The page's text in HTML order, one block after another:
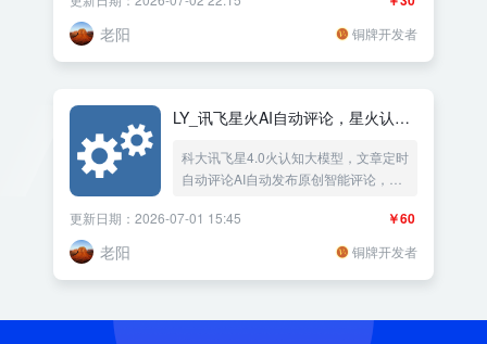
老阳 铜牌开发者
LY_讯飞星火AI自动评论，星火认知
科大讯飞星4.0火认知大模型，文章定时
自动评论AI自动发布原创智能评论，随
度与热度，有利于seo收录，评论者随
机用户名随机IP地址随机浏览器UA。
￥60
更新日期：2026-07-01 15:45
老阳 铜牌开发者